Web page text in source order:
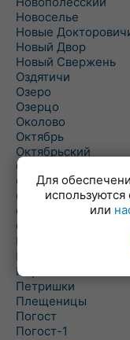
Новоселье
Новые
Новый Двор
Новый Свержень
Оздятичи
Озеро
Озерцо
Околово
Октябрь
Октябрьский
Олехновичи
Омговичи
Оношки
Осовец
Острошицкий
Пасека
Пастовичи
Першаи
Петришки
Плещеницы
Погост
Погост-1
Для
или